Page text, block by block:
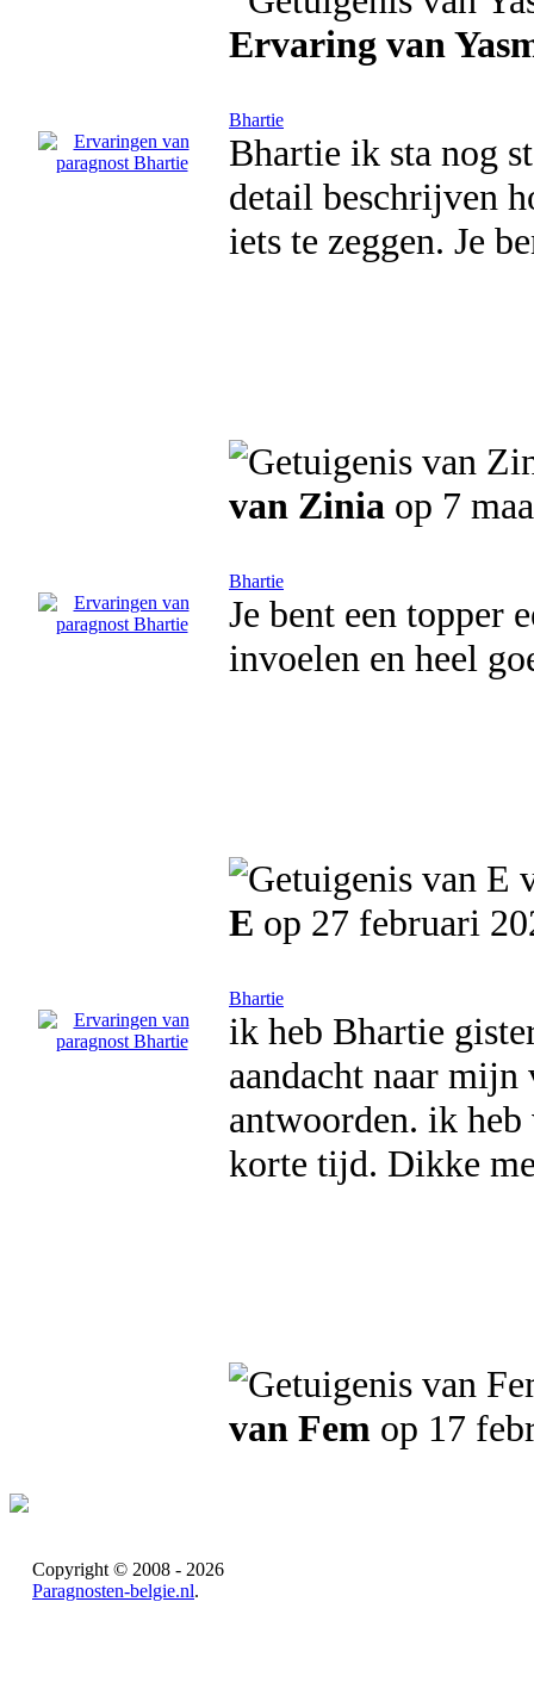
Ervaring van
Bhartie
Bhartie ik sta nog
detail beschrijven
iets te zeggen. Je
van Zinia op 7
Bhartie
Je bent een topper
invoelen en heel
E op 27 februari
Bhartie
ik heb Bhartie
aandacht naar
antwoorden. ik
korte tijd. Dikke
van Fem op 17
Copyright © 2008 - 2026
Paragnosten-belgie.nl.